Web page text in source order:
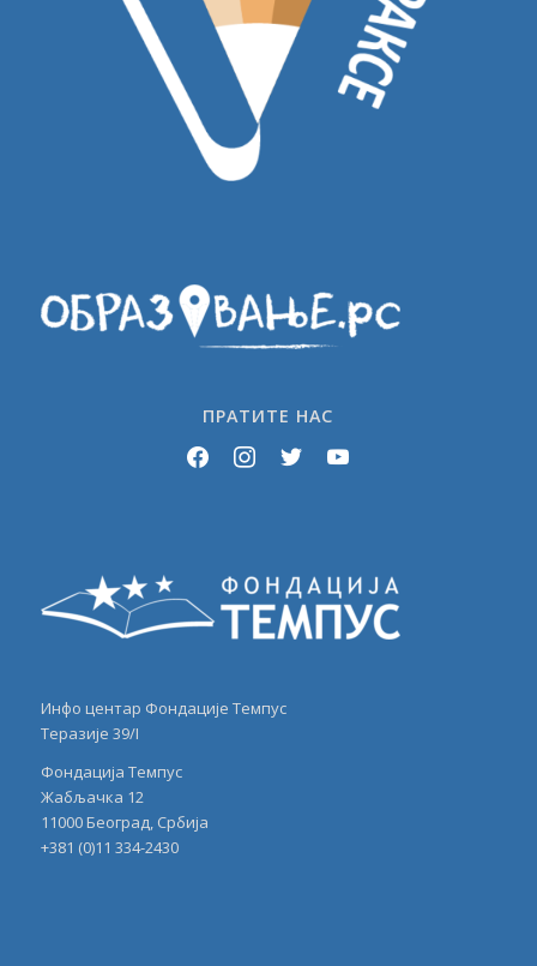
ПРАТИТЕ НАС
facebookinstagramtwitteryoutube
Инфо центар Фондације Темпус
Теразије 39/I
Фондација Темпус
Жабљачка 12
11000 Београд, Србија
+381 (0)11 334-2430